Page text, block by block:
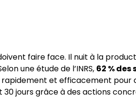
faire face. Il nuit à la
une étude de l’INRS, 62 %
rapidement et efficacement
jours grâce à des actions